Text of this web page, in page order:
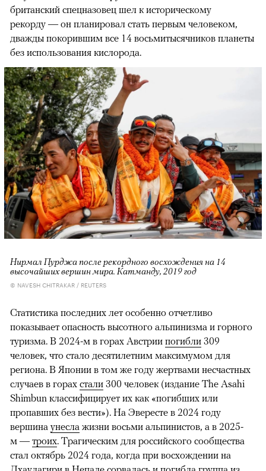
британский спецназовец шел к историческому
рекорду — он планировал стать первым человеком,
дважды покорившим все 14 восьмитысячников планеты
без использования кислорода.
Нирмал Пурджа после рекордного восхождения на 14
высочайших вершин мира. Катманду, 2019 год
© NAVESH CHITRAKAR / REUTERS
Статистика последних лет особенно отчетливо
показывает опасность высотного альпинизма и горного
туризма. В 2024-м в горах Австрии погибли 309
человек, что стало десятилетним максимумом для
региона. В Японии в том же году жертвами несчастных
случаев в горах стали 300 человек (издание The Asahi
Shimbun классифицирует их как «погибших или
пропавших без вести»). На Эвересте в 2024 году
вершина унесла жизни восьми альпинистов, а в 2025-
м — троих. Трагическим для российского сообщества
стал октябрь 2024 года, когда при восхождении на